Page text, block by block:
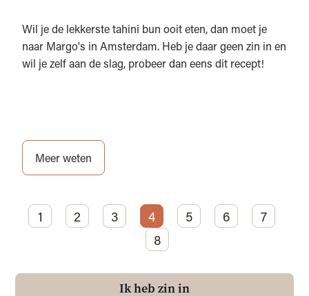
Wil je de lekkerste tahini bun ooit eten, dan moet je
naar Margo's in Amsterdam. Heb je daar geen zin in en
wil je zelf aan de slag, probeer dan eens dit recept!
Meer weten
1 2 3 4 5 6
7
8
Ik heb zin in